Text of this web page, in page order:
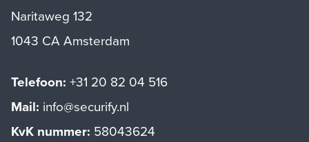
Naritaweg 132
1043 CA Amsterdam
Telefoon: +31 20 82 04 516
Mail: info@securify.nl
KvK nummer: 58043624